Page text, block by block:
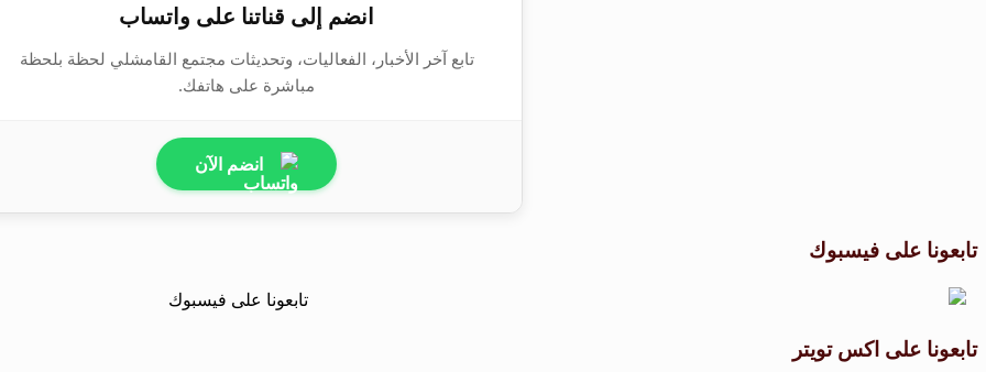
انضم إلى قناتنا على واتساب
تابع آخر الأخبار، الفعاليات، وتحديثات مجتمع القامشلي لحظة بلحظة
مباشرة على هاتفك.
انضم الآن
تابعونا على فيسبوك
تابعونا على اكس تويتر